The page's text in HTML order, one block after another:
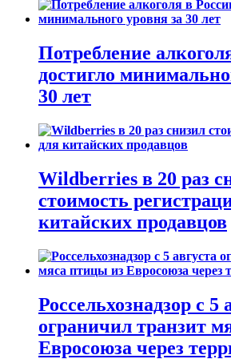
Потребление
достигло
30 лет
Wildberries в 20 раз
стоимость
китайских продавцов
Россельхознадзор с 5
ограничил транзит
Евросоюза через